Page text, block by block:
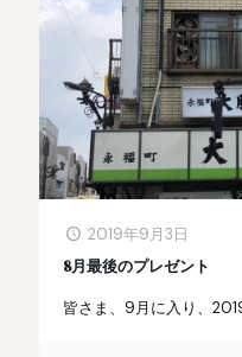
2019年9月3日
8月最後のプレゼント
皆さま、9月に入り、